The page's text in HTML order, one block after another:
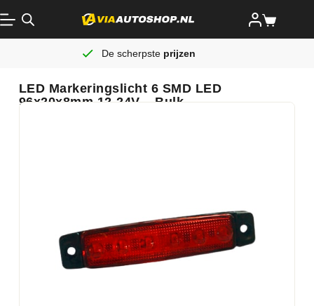
De scherpste prijzen
LED Markeringslicht 6 SMD LED
96x20x8mm 12-24V – Bulk